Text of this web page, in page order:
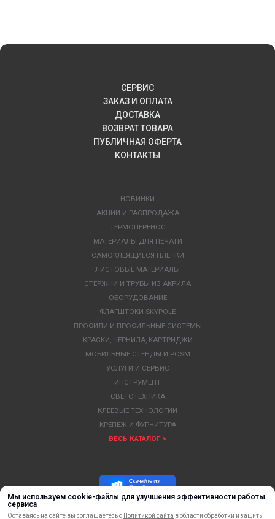
Мы используем cookie-файлы для улучшения эффективности работы
сервиса
Оставаясь на сайте вы соглашаетесь с Политикой сайта в области обработки и защиты
СЕРВИС
ЗАКАЗ И ОПЛАТА
ДОСТАВКА
ВОЗВРАТ ТОВАРА
ПУБЛИЧНАЯ ОФЕРТА
КОНТАКТЫ
НОВИНКИ
АКЦИИ И РАСПРОДАЖА
ТЕРМОПЕРЕНОС
МАТЕРИАЛЫ ДЛЯ ПЕЧАТИ
САМОКЛЕЯЩИЕСЯ ПЛЕНКИ
ЛИСТОВЫЕ МАТЕРИАЛЫ
СТЕРЖНИ И ТРУБЫ ИЗ АКРИЛА
ОБОРУДОВАНИЕ
ФЛАГШТОКИ SKYPOLE
ПРОФИЛИ И ПРОФИЛЬНЫЕ СИСТЕМЫ
КРАСКИ, ЧЕРНИЛА, КАРТРИДЖИ
МОБИЛЬНЫЕ СТЕНДЫ И POSM
УСЛУГИ И СЕРВИС
ИНСТРУМЕНТ
СВЕТОТЕХНИКА
КЛЕЕВЫЕ ТЕХНОЛОГИИ
КРЕПЕЖ И ФУРНИТУРА
ВЕСЬ КАТАЛОГ >